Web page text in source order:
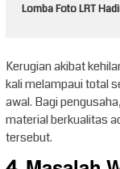
Lomba Foto LRT
Kerugian akibat
kali melampaui total
awal. Bagi
material berkualitas
tersebut.